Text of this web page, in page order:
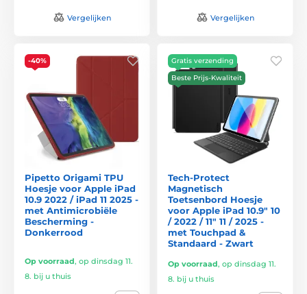
Vergelijken Vergelijken
-40%
Pipetto Origami TPU
Hoesje voor Apple iPad
10.9 2022 / iPad 11 2025 -
met Antimicrobiële
Bescherming -
Donkerrood
Op voorraad, op dinsdag 11.
8. bij u thuis
Gratis verzending
Beste Prijs-Kwaliteit
Tech-Protect
Magnetisch
Toetsenbord Hoesje
voor Apple iPad 10.9" 10
/ 2022 / 11" 11 / 2025 -
met Touchpad &
Standaard - Zwart
Op voorraad, op dinsdag 11.
8. bij u thuis